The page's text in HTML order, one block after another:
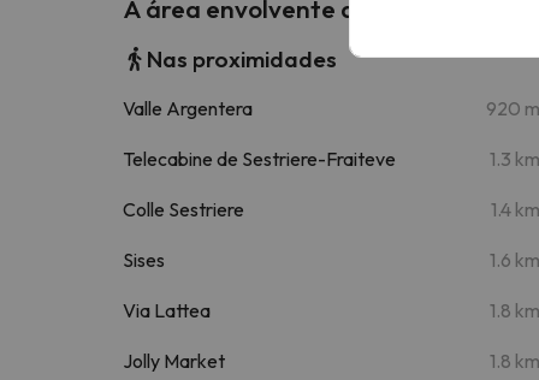
A área envolvente do Grange Hike
Nas proximidades
Valle Argentera 920 m
Telecabine de Sestriere-Fraiteve 1.3 km
Colle Sestriere 1.4 km
Sises 1.6 km
Via Lattea 1.8 km
Jolly Market 1.8 km